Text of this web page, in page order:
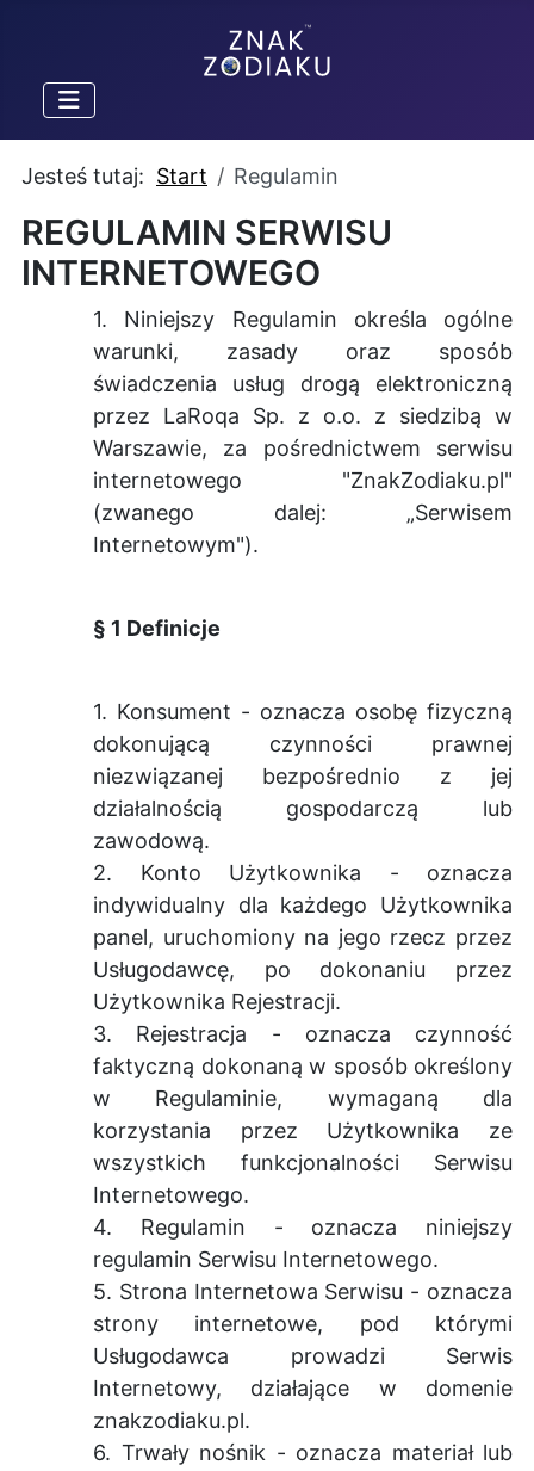
Jesteś tutaj: Start Regulamin
REGULAMIN SERWISU
INTERNETOWEGO
1. Niniejszy Regulamin określa ogólne
warunki, zasady oraz sposób
świadczenia usług drogą elektroniczną
przez LaRoqa Sp. z o.o. z siedzibą w
Warszawie, za pośrednictwem serwisu
internetowego "ZnakZodiaku.pl"
(zwanego dalej: „Serwisem
Internetowym").
§ 1 Definicje
1. Konsument - oznacza osobę fizyczną
dokonującą czynności prawnej
niezwiązanej bezpośrednio z jej
działalnością gospodarczą lub
zawodową.
2. Konto Użytkownika - oznacza
indywidualny dla każdego Użytkownika
panel, uruchomiony na jego rzecz przez
Usługodawcę, po dokonaniu przez
Użytkownika Rejestracji.
3. Rejestracja - oznacza czynność
faktyczną dokonaną w sposób określony
w Regulaminie, wymaganą dla
korzystania przez Użytkownika ze
wszystkich funkcjonalności Serwisu
Internetowego.
4. Regulamin - oznacza niniejszy
regulamin Serwisu Internetowego.
5. Strona Internetowa Serwisu - oznacza
strony internetowe, pod którymi
Usługodawca prowadzi Serwis
Internetowy, działające w domenie
znakzodiaku.pl.
6. Trwały nośnik - oznacza materiał lub